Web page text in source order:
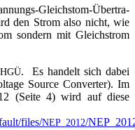
Gleichstom-Über­tra­
den Strom also nicht, wie
son­dern mit Gleich­strom
HGÜ. Es han­delt sich dabei
Source Con­ver­ter). Im
(Sei­te 4) wird auf die­se
files/NEP_2012/